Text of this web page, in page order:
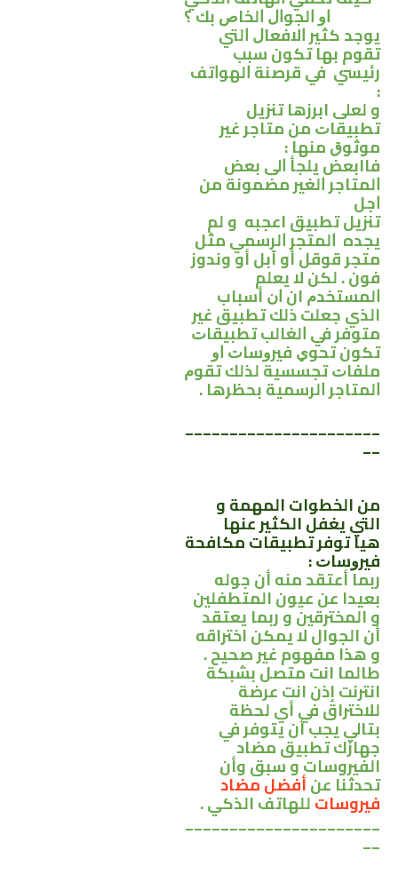
ﺍﻭ ﺍﻟﺠﻮﺍﻝ ﺍﻟﺨﺎﺹ ﺑﻚ ؟
يوجد كثير ﺍﻻﻓﻌﺎﻝ ﺍﻟﺘﻲ
تقوم بها تكون سبب
رئيسي ﻓﻲ ﻗﺮﺻﻨﺔ ﺍﻟﻬﻮﺍﺗﻒ
:
و لعلى ابرزها ﺗﻨﺰﻳﻞ
ﺗﻄﺒﻴﻘﺎﺕ ﻣﻦ ﻣﺘﺎﺟﺮ ﻏﻴﺮ
ﻣﻮﺛﻮﻕ ﻣﻨﻬﺎ :
فاابعض ﻳﻠﺠﺄ ﺍﻟﻰ ﺑﻌﺾ
ﺍﻟﻤﺘﺎﺟﺮ ﺍﻟﻐﻴﺮ ﻣﻀﻤﻮﻧﺔ ﻣﻦ
ﺍﺟﻞ
ﺗﻨﺰﻳﻞ ﺗﻄﺒﻴﻖ اعجبه و لم
يجده ﺍﻟﻤﺘﺠﺮ ﺍﻟﺮﺳﻤﻲ مثل
متجر قوقل أو آبل أو وندوز
فون . لكن لا ﻳﻌﻠﻢ
ﺍﻟﻤﺴﺘﺨﺪﻡ ان ﺍﻥ أسباب
الذي جعلت ذلك تطبيق غير
متوفر ﻓﻲ ﺍﻟﻐﺎﻟﺐ ﺗﻄﺒﻴﻘﺎﺕ
تكون ﺗﺤﻮﻱ ﻓﻴﺮﻭﺳﺎﺕ ﺍﻭ
ﻣﻠﻔﺎﺕ ﺗﺠﺴﺴﻴﺔ ﻟﺬﻟﻚ ﺗﻘﻮﻡ
ﺍﻟﻤﺘﺎﺟﺮ ﺍﻟﺮﺳﻤﻴﺔ ﺑﺤﻈﺮﻫﺎ .
______________________
__
من الخطوات المهمة و
التي يغفل الكثير عنها
هياﺗﻮﻓﺮ تطبيقات ﻣﻜﺎﻓﺤﺔ
ﻓﻴﺮﻭﺳﺎﺕ :
ربما أعتقد منه أن جوله
بعيدا عن عيون المتطفلين
و المخترقين و ربما يعتقد
أن الجوال لا يمكن اختراقه
و هذا مفهوم غير صحيح .
طالما انت متصل بشبكة
انترنت إذن انت عرضة
للاختراق في أي لحظة
بتالي يجب أن يتوفر في
جهازك تطبيق مضاد
الفيروسات و سبق وأن
تحدثنا عنأفضل مضاد
فيروساتللهاتف الذكي .
______________________
__